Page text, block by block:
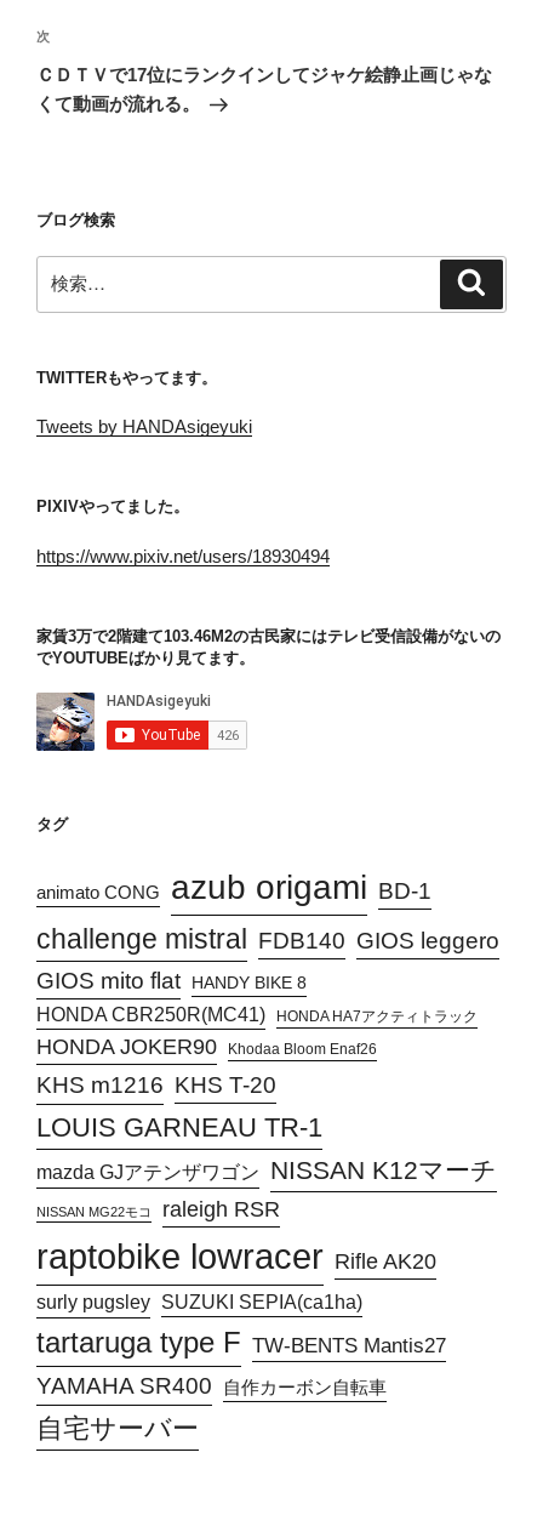
ビ
ゲ
ー
稿
次
の
投
次
ＣＤＴＶで17位にランクインしてジャケ絵静止画じゃな
くて動画が流れる。
ブログ検索
索:
TWITTERもやってます。
Tweets by HANDAsigeyuki
PIXIVやってました。
https://www.pixiv.net/users/18930494
家賃3万で2階建て103.46M2の古民家にはテレビ受信設備がないの
でYOUTUBEばかり見てます。
タグ
animato CONG azub origami BD-1
challenge mistral FDB140 GIOS leggero
GIOS mito flat
HANDY BIKE 8
HONDA CBR250R(MC41) HONDA HA7アクティトラック
HONDA JOKER90 Khodaa Bloom Enaf26
KHS m1216 KHS T-20
LOUIS GARNEAU TR-1
mazda GJアテンザワゴン NISSAN K12マーチ
NISSAN MG22モコ raleigh RSR
raptobike lowracer Rifle AK20
surly pugsley SUZUKI SEPIA(ca1ha)
tartaruga type F TW-BENTS Mantis27
YAMAHA SR400 自作カーボン自転車
自宅サーバー